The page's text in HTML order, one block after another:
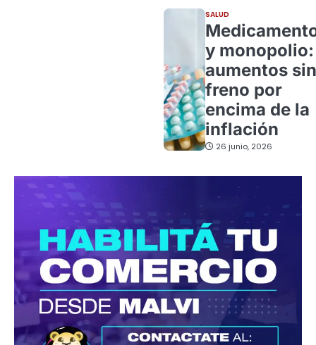
SALUD
y monopolio:
aumentos sin
freno por
encima de la
inflación
26 junio, 2026